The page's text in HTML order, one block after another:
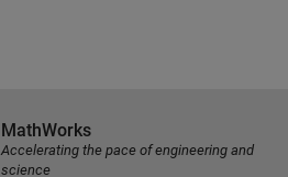
MathWorks
Accelerating the pace of engineering and
science